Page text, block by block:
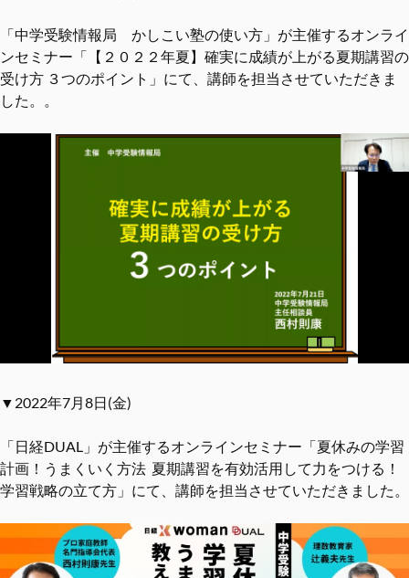
「中学受験情報局 かしこい塾の使い方」が主催するオンライ
ンセミナー「【２０２２年夏】確実に成績が上がる夏期講習の
受け方 ３つのポイント」にて、講師を担当させていただきま
した。。
▼2022年7月8日(金)
「日経DUAL」が主催するオンラインセミナー「夏休みの学習
計画！うまくいく方法 夏期講習を有効活用して力をつける！
学習戦略の立て方」にて、講師を担当させていただきました。